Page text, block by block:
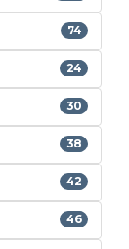
74
24
30
38
42
46